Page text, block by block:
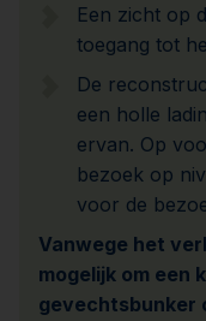
Een zicht op
toegang tot
De
een holle
ervan. Op
bezoek op
voor de
Vanwege het
mogelijk om een
gevechtsbunker